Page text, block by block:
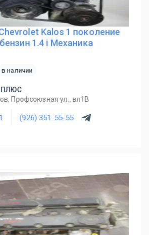
Kalos 1 поколение
1.4 i Механика
в наличии
Профсоюзная ул., вл1В
(926) 351-55-55